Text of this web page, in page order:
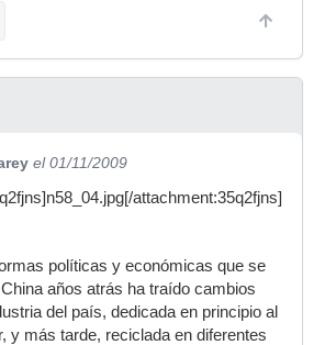
el 01/11/2009
attachment:35q2fjns]
políticas y económicas que se
años atrás ha traído cambios
del país, dedicada en principio al
y más tarde, reciclada en diferentes